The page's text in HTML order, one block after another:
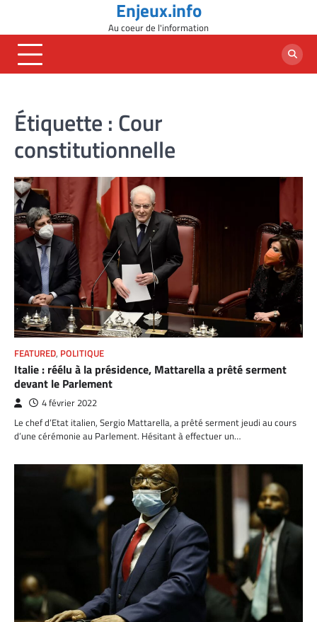
content
Enjeux.info
Au coeur de l'information
Étiquette : Cour
constitutionnelle
FEATURED, POLITIQUE
Italie : réélu à la présidence, Mattarella a prêté serment
devant le Parlement
4 février 2022
Le chef d’Etat italien, Sergio Mattarella, a prêté serment jeudi au cours
d’une cérémonie au Parlement. Hésitant à effectuer un…